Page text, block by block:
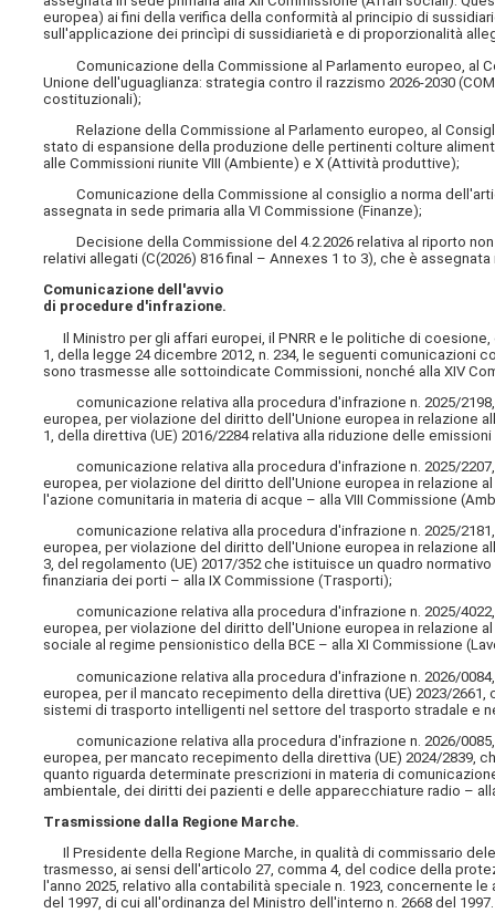
europea) ai fini della verifica della conformità al principio di
sull'applicazione dei princìpi di sussidiarietà e di proporzionalità
Comunicazione della Commissione al Parlamento europeo, al
Unione dell'uguaglianza: strategia contro il razzismo 2026-2030
costituzionali);
Relazione della Commissione al Parlamento europeo, al
stato di espansione della produzione delle pertinenti colture
alle Commissioni riunite VIII (Ambiente) e X (Attività produttive);
Comunicazione della Commissione al consiglio a norma
assegnata in sede primaria alla VI Commissione (Finanze);
Decisione della Commissione del 4.2.2026 relativa al riporto non
relativi allegati (C(2026) 816 final – Annexes 1 to 3), che è
Comunicazione dell'avvio
di procedure d'infrazione.
Il Ministro per gli affari europei, il PNRR e le politiche di
1, della legge 24 dicembre 2012, n. 234, le seguenti comunicazioni
sono trasmesse alle sottoindicate Commissioni, nonché alla XIV
comunicazione relativa alla procedura d'infrazione n. 2025/
europea, per violazione del diritto dell'Unione europea in relazione
1, della direttiva (UE) 2016/2284 relativa alla riduzione delle
comunicazione relativa alla procedura d'infrazione n. 2025/
europea, per violazione del diritto dell'Unione europea in relazione
l'azione comunitaria in materia di acque – alla VIII Commissione
comunicazione relativa alla procedura d'infrazione n. 2025/
europea, per violazione del diritto dell'Unione europea in relazione
3, del regolamento (UE) 2017/352 che istituisce un quadro
finanziaria dei porti – alla IX Commissione (Trasporti);
comunicazione relativa alla procedura d'infrazione n. 2025/
europea, per violazione del diritto dell'Unione europea in
sociale al regime pensionistico della BCE – alla XI Commissione
comunicazione relativa alla procedura d'infrazione n. 2026/
europea, per il mancato recepimento della direttiva (UE) 2023/
sistemi di trasporto intelligenti nel settore del trasporto stradale e
comunicazione relativa alla procedura d'infrazione n. 2026/
europea, per mancato recepimento della direttiva (UE) 2024/2839,
quanto riguarda determinate prescrizioni in materia di
ambientale, dei diritti dei pazienti e delle apparecchiature radio –
Trasmissione dalla Regione Marche.
Il Presidente della Regione Marche, in qualità di commissario
trasmesso, ai sensi dell'articolo 27, comma 4, del codice della
l'anno 2025, relativo alla contabilità speciale n. 1923, concernente
del 1997, di cui all'ordinanza del Ministro dell'interno n. 2668 del 1997.